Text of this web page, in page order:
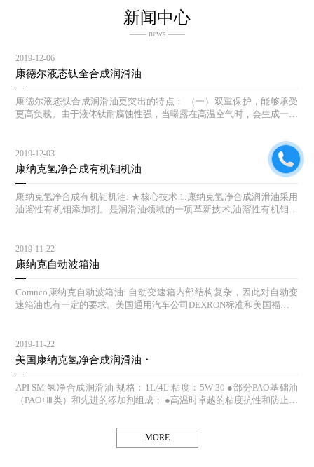
新闻中心
—— news ——
2019-12-06
康德尔液态钛全合成润滑油
康德尔液态钛合成润滑油更突出的特点： （一）双重保护，能够承受
更高负载。由于液体钛耐腐蚀性强，当曝露在高温空气时，会生成一层
钛机油能够自动追踪压力点,生成保护膜,降低发动机的磨损，更好的保
护发动机。 （二）自我修复作用 。钛作为液体金属进入发动机后，不
仅能提高发动机的抗氧化作用，而且有自我修复功能。液体钛机油在引
擎摩擦最频繁的地方形成一层保护膜，这就像给引擎磨损点加了一个抵
抗磨损的盾牌，由于它是在分子层面进行引擎保护，因而能够让引擎运
行更加长久。 测试证明康德尔液体钛机油能有效帮助减少引擎磨损： S
EQUENCE IIIG发动机按照要求模仿在炎热天气下运行的拖车：与ILSA
A发动机模仿在低温下运行的拖车：与ILSAC GF-4抗磨损保护标准相
比，添加液体钛添加剂后，可以减少引擎磨损达85%；与市面上普通版
2019-12-03
康纳克氢净合成有机钼机油
康纳克氢净合成有机钼机油: ★核心技术 1.康纳克氢净合成润滑油采用
油溶性有机钼添加剂。是润滑油领域的一项革新技术,油溶性有机钼是
使康纳克产品达到严格的欧洲、美国汽车制造商的执行标准，在正常以
及恶劣的条件下都能有效防止对发动机的磨损，并保持发动机清洁，降
低机油消耗及燃油消耗。 ★核心科技原理 1.在静止、缓和工况下，有
机钼可在机械摩擦表面形成一层具有减摩、抗磨、极压作用的物理吸附
膜，具有长期持续的抗氧化功能，从而有效的对发动机进行长效保护；
2.在高速、高温、高压苛刻的工况下，有机钼分解为纳米级的二硫化钼
2019-11-22
康纳克自动波箱油
Comnco康纳克自动波箱油: 自动变速箱内部结构复杂，因此对自动变
速箱油也有一定的要求。美国通用汽车公司DEXRON标准和美国福特M
变速箱对其工作油的粘度极其敏感，所以粘度是自动变速箱的特性之
一。不同的种类自动变速箱所需的自动变速箱粘度也是不同的。因此，
不能随意更换汽车使用的自动变速箱标准油，避免由于自动变速箱油粘
度与自动变速箱粘度要求不适应，导致出现不良反应。当使用自动变速
箱油的粘度偏大时，不仅影响变矩器的效率，而且可能造成低温启动困
难；当使用的自动变速箱油粘度偏小时，会导致液压系统的泄露增加。
使用中的一个极为重要的问题。和机油一样，油品的氧化安定性直接决
2019-11-22
美国康纳克氢净合成润滑油・
API SM 氢净合成润滑油 规格：1L/4L 粘度：5W-30 ●部分PAO基础油
（PAO+Ⅲ类）和先进的添加剂组成； ●高温时卓越的粘度抗性和防止热
油泥形成； ●优异的抗磨损、抗氧化性能； ●低挥发性，减少机油损
耗； ●发动机清洁功能优异，减少颗粒物排放； ●低粘度燃油经济型，
通过IL SAC GF-4认证； ●为涡轮增压和排放系统而设计。
MORE